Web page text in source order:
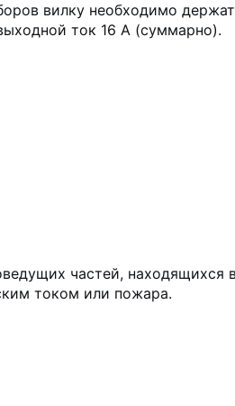
вилку необходимо
ток 16 А (суммарно).
частей, находящихся
током или пожара.